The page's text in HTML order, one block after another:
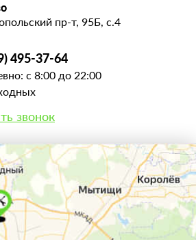
пр-т, 95Б, с.4
495-37-64
с 8:00 до 22:00
звонок